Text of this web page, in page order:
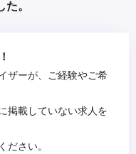
。
ザーが、ご経験やご希
掲載していない求人を
ださい。